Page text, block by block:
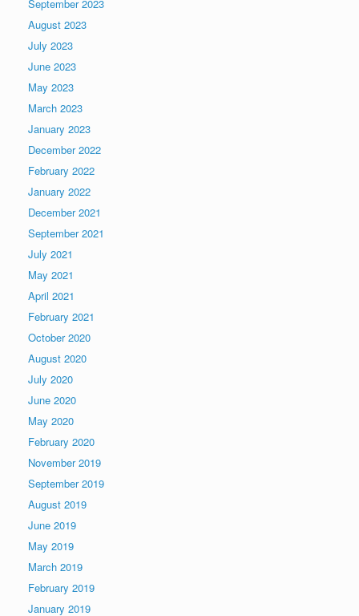
September 2023
August 2023
July 2023
June 2023
May 2023
March 2023
January 2023
December 2022
February 2022
January 2022
December 2021
September 2021
July 2021
May 2021
April 2021
February 2021
October 2020
August 2020
July 2020
June 2020
May 2020
February 2020
November 2019
September 2019
August 2019
June 2019
May 2019
March 2019
February 2019
January 2019